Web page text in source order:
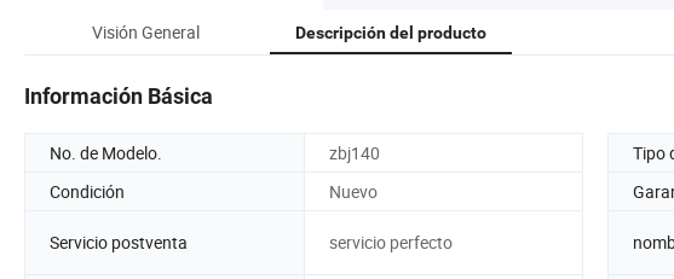
Visión General Descripción del producto
Información Básica
No. de Modelo. zbj140 Tipo
Condición
Nuevo
Servicio postventa servicio perfecto